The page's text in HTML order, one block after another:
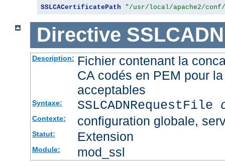
SSLCACertificatePath "/usr/local/apache2/
Directive
Description: Fichier contenant la
CA codés en PEM pour
acceptables
Syntaxe: SSLCADNRequestFile
Contexte: configuration globale,
Statut: Extension
Module: mod_ssl